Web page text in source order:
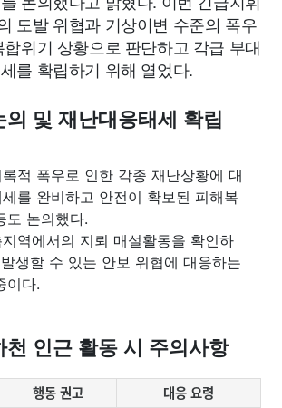
도발 위협과 기상이변 수준의 폭우
위기 상황으로 판단하고 각급 부대
를 확립하기 위해 열었다.
의 및 재난대응태세 확립
록적 폭우로 인한 각종 재난상황에 대
를 완비하고 안전이 확보된 피해복
도 논의했다.
지역에서의 지뢰 매설활동을 확인하
생할 수 있는 안보 위협에 대응하는
이다.
천 인근 활동 시 주의사항
행동 권고
대응 요령